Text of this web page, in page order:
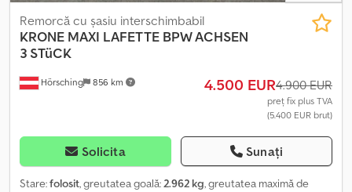
Hörsching 856 km
Remorcă cu șasiu interschimbabil
KRONE MAXI LAFETTE BPW ACHSEN
3 STüCK
4.500 EUR4.900 EUR
preț fix plus TVA
(5.400 EUR brut)
Solicita Sunați
Stare:folosit, greutatea goală:2.962 kg, greutatea maximă de